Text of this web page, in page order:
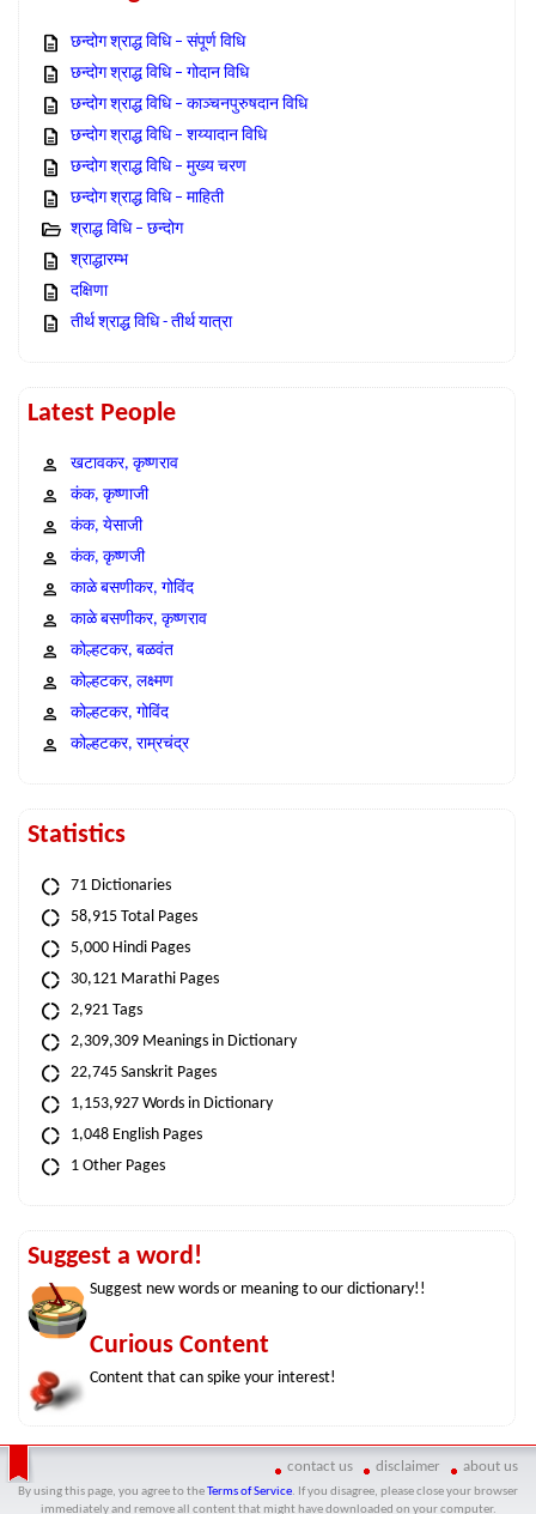
छन्दोग श्राद्ध विधि – संपूर्ण विधि
छन्दोग श्राद्ध विधि – गोदान विधि
छन्दोग श्राद्ध विधि – काञ्चनपुरुषदान विधि
छन्दोग श्राद्ध विधि – शय्यादान विधि
छन्दोग श्राद्ध विधि – मुख्य चरण
छन्दोग श्राद्ध विधि – माहिती
श्राद्ध विधि – छन्दोग
श्राद्धारम्भ
दक्षिणा
तीर्थ श्राद्ध विधि - तीर्थ यात्रा
Latest People
खटावकर, कृष्णराव
कंक, कृष्णाजी
कंक, येसाजी
कंक, कृष्णजी
काळे बसणीकर, गोविंद
काळे बसणीकर, कृष्णराव
कोल्हटकर, बळवंत
कोल्हटकर, लक्ष्मण
कोल्हटकर, गोविंद
कोल्हटकर, राम्रचंद्र
Statistics
71 Dictionaries
58,915 Total Pages
5,000 Hindi Pages
30,121 Marathi Pages
2,921 Tags
2,309,309 Meanings in Dictionary
22,745 Sanskrit Pages
1,153,927 Words in Dictionary
1,048 English Pages
1 Other Pages
Suggest a word!
Suggest new words or meaning to our dictionary!!
Curious Content
Content that can spike your interest!
contact us disclaimer about us
By using this page, you agree to the Terms of Service. If you disagree, please close your browser
immediately and remove all content that might have downloaded on your computer.